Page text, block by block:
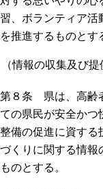
習、ボランティア活
を推進するものとす
（情報の収集及び提
第８条 県は、高齢
ての県民が安全かつ
整備の促進に資する
づくりに関する情報
ものとする。